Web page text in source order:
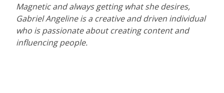
Magnetic and always getting what she desires,
Gabriel Angeline is a creative and driven individual
who is passionate about creating content and
influencing people.